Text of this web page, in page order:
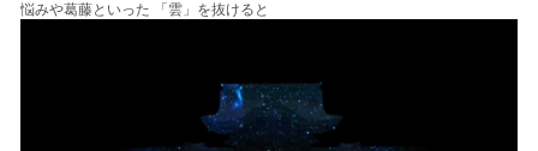
悩みや葛藤といった 「雲」を抜けると